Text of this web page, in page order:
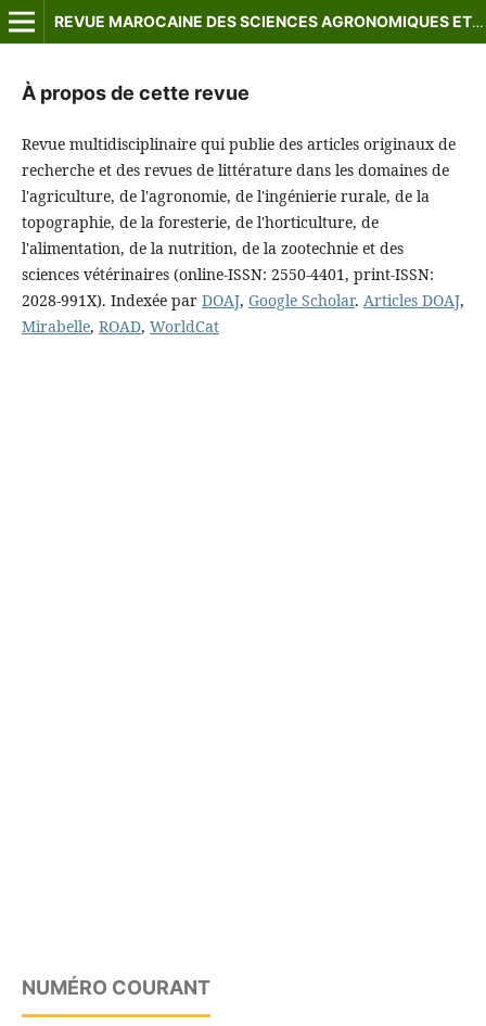
REVUE MAROCAINE DES SCIENCES AGRONOMIQUES ET VÉTÉRINAIRES
À propos de cette revue
Revue multidisciplinaire qui publie des articles originaux de
recherche et des revues de littérature dans les domaines de
l'agriculture, de l'agronomie, de l'ingénierie rurale, de la
topographie, de la foresterie, de l'horticulture, de
l'alimentation, de la nutrition, de la zootechnie et des
sciences vétérinaires (online-ISSN: 2550-4401, print-ISSN:
2028-991X). Indexée par DOAJ, Google Scholar. Articles DOAJ,
Mirabelle, ROAD, WorldCat
NUMÉRO COURANT